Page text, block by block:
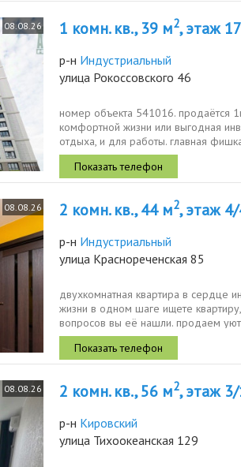
08.08.26 1 комн. кв., 39 м2, этаж
р-н Индустриальный
улица Рокоссовского 46
номер объекта 541016. продаётся
комфортной жизни или выгодная
отдыха, и для работы. главная
витражным...
08.08.26 2 комн. кв., 44 м2, этаж
р-н Индустриальный
улица Краснореченская 85
двухкомнатная квартира в сердце
жизни в одном шаге ищете
вопросов вы её нашли. продаем
08.08.26 2 комн. кв., 56 м2, этаж
р-н Кировский
улица Тихоокеанская 129